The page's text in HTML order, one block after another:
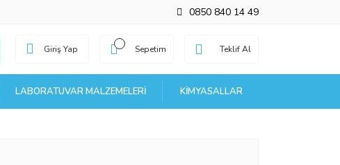
0850 840 14 49
Giriş Yap Sepetim Teklif Al
LABORATUVAR MALZEMELERI KIMYASALLAR